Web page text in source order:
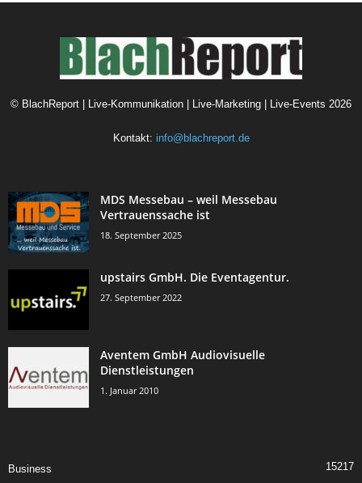
© BlachReport | Live-Kommunikation | Live-Marketing | Live-Events 2026
Kontakt: info@blachreport.de
MDS Messebau – weil Messebau
Vertrauenssache ist
18. September 2025
upstairs GmbH. Die Eventagentur.
27. September 2022
Aventem GmbH Audiovisuelle
Dienstleistungen
1. Januar 2010
Business 15217